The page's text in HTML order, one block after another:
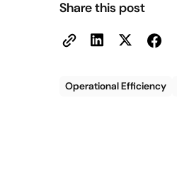
Share this post
Operational Efficiency